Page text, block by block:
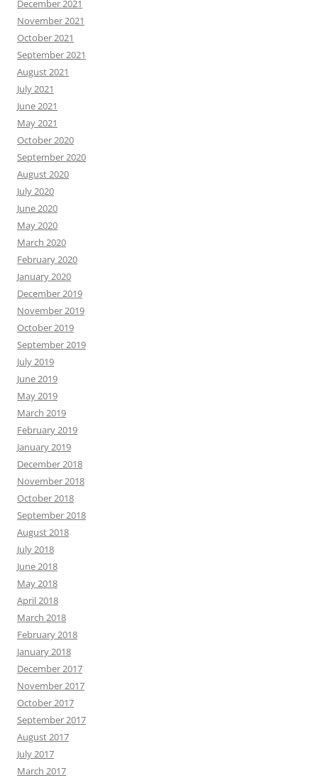
December 2021
November 2021
October 2021
September 2021
August 2021
July 2021
June 2021
May 2021
October 2020
September 2020
August 2020
July 2020
June 2020
May 2020
March 2020
February 2020
January 2020
December 2019
November 2019
October 2019
September 2019
July 2019
June 2019
May 2019
March 2019
February 2019
January 2019
December 2018
November 2018
October 2018
September 2018
August 2018
July 2018
June 2018
May 2018
April 2018
March 2018
February 2018
January 2018
December 2017
November 2017
October 2017
September 2017
August 2017
July 2017
March 2017